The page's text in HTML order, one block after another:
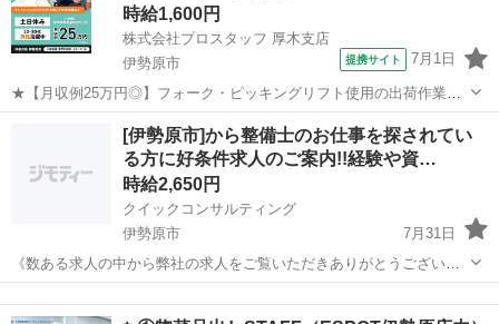
時給1,600円
株式会社プロスタッフ 厚木支店
伊勢原市
提携サイト 7月1日
★【月収例25万円◎】フォーク・ピッキングリフト使用の出荷作業／
フォークリフト免許を活かせる！入社後取得でもOK◎ 倉庫内作業 フ
ォーク、ピッキングリフトを用いて トラックへの出荷作業を行ってい
ただきます。 カーペットの...
伊勢原市 その他
[伊勢原市]から整備士のお仕事を探されてい
る方に好条件求人のご案内!!経験や資…
時給2,650円
クイックコンサルティング
伊勢原市
7月31日
《数ある求人の中から弊社の求人をご覧いただきありがとうございま
す!!》 全国に様々な求人を5万件以上取り扱っておりご希望条件やご状
況に応じてマッチしそうな求人をご案内いたします!! 応募前に相談だ